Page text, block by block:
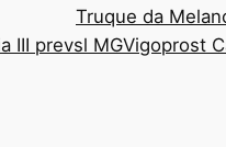
Truque da
III prevsl MGVigoprost